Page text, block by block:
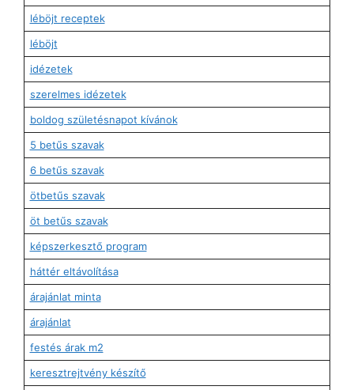
léböjt receptek
léböjt
idézetek
szerelmes idézetek
boldog születésnapot kívánok
5 betűs szavak
6 betűs szavak
ötbetűs szavak
öt betűs szavak
képszerkesztő program
háttér eltávolítása
árajánlat minta
árajánlat
festés árak m2
keresztrejtvény készítő